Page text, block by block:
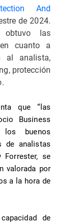
And
de 2024.
obtuvo las
cuanto a
al analista,
protección
que “las
Business
los buenos
de analistas
Forrester, se
valorada por
a la hora de
de